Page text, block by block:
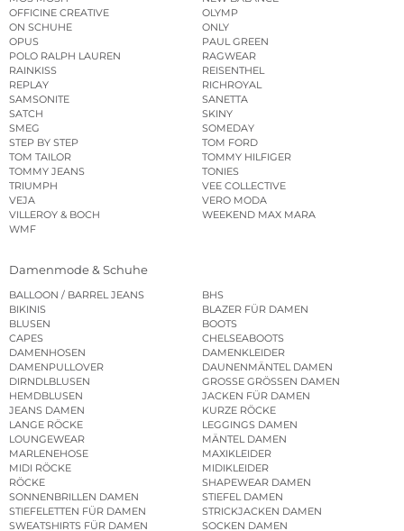
OFFICINE CREATIVE
OLYMP
ON SCHUHE
ONLY
OPUS
PAUL GREEN
POLO RALPH LAUREN
RAGWEAR
RAINKISS
REISENTHEL
REPLAY
RICHROYAL
SAMSONITE
SANETTA
SATCH
SKINY
SMEG
SOMEDAY
STEP BY STEP
TOM FORD
TOM TAILOR
TOMMY HILFIGER
TOMMY JEANS
TONIES
TRIUMPH
VEE COLLECTIVE
VEJA
VERO MODA
VILLEROY & BOCH
WEEKEND MAX MARA
WMF
Damenmode & Schuhe
BALLOON / BARREL JEANS
BHS
BIKINIS
BLAZER FÜR DAMEN
BLUSEN
BOOTS
CAPES
CHELSEABOOTS
DAMENHOSEN
DAMENKLEIDER
DAMENPULLOVER
DAUNENMÄNTEL DAMEN
DIRNDLBLUSEN
GROSSE GRÖSSEN DAMEN
HEMDBLUSEN
JACKEN FÜR DAMEN
JEANS DAMEN
KURZE RÖCKE
LANGE RÖCKE
LEGGINGS DAMEN
LOUNGEWEAR
MÄNTEL DAMEN
MARLENEHOSE
MAXIKLEIDER
MIDI RÖCKE
MIDIKLEIDER
RÖCKE
SHAPEWEAR DAMEN
SONNENBRILLEN DAMEN
STIEFEL DAMEN
STIEFELETTEN FÜR DAMEN
STRICKJACKEN DAMEN
SWEATSHIRTS FÜR DAMEN
SOCKEN DAMEN